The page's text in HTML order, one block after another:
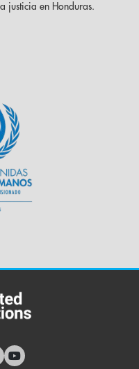
en Honduras.